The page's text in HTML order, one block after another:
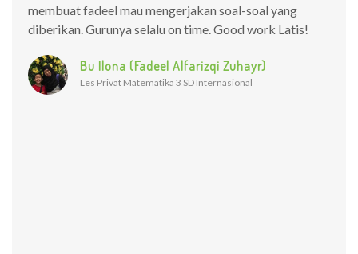
membuat fadeel mau mengerjakan soal-soal yang
diberikan. Gurunya selalu on time. Good work Latis!
Bu Ilona (Fadeel Alfarizqi Zuhayr)
Les Privat Matematika 3 SD Internasional